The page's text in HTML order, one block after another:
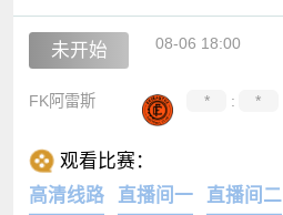
未开始 08-06 18:00
FK阿雷斯
* : *
观看比赛：
高清线路
直播间一 直播间二